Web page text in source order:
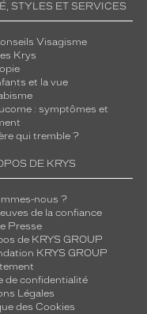
STYLES ET SERVICES
Visagisme
Krys
et la vue
: symptômes et
qui tremble ?
DE KRYS
nous ?
de la confiance
Presse
de KRYS GROUP
KRYS GROUP
de confidentialité
Légales
des Cookies